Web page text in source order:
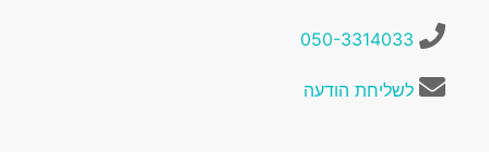
050-3314033
לשליחת הודעה